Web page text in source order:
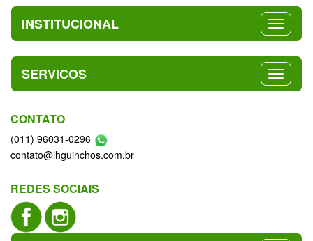
INSTITUCIONAL
SERVICOS
CONTATO
(011) 96031-0296
contato@lhguinchos.com.br
REDES SOCIAIS